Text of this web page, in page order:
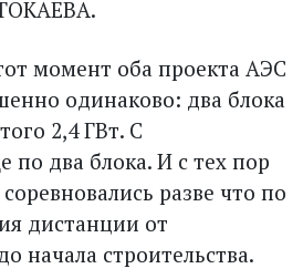
момент оба проекта АЭС
одинаково: два блока
2,4 ГВт. С
по два блока. И с тех пор
разве что по
дистанции от
начала строительства.